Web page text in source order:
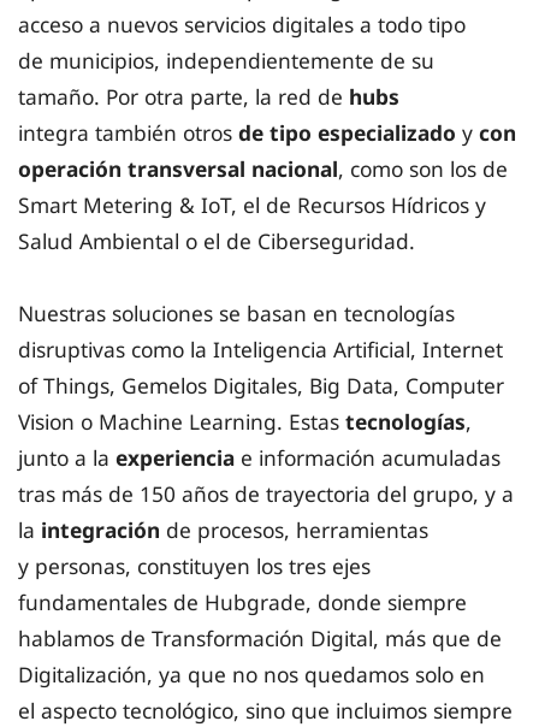
acceso a nuevos servicios digitales a todo tipo
de municipios, independientemente de su
tamaño. Por otra parte, la red de hubs
integra también otros de tipo especializado y con
operación transversal nacional, como son los de
Smart Metering & IoT, el de Recursos Hídricos y
Salud Ambiental o el de Ciberseguridad.
Nuestras soluciones se basan en tecnologías
disruptivas como la Inteligencia Artificial, Internet
of Things, Gemelos Digitales, Big Data, Computer
Vision o Machine Learning. Estas tecnologías,
junto a la experiencia e información acumuladas
tras más de 150 años de trayectoria del grupo, y a
la integración de procesos, herramientas
y personas, constituyen los tres ejes
fundamentales de Hubgrade, donde siempre
hablamos de Transformación Digital, más que de
Digitalización, ya que no nos quedamos solo en
el aspecto tecnológico, sino que incluimos siempre